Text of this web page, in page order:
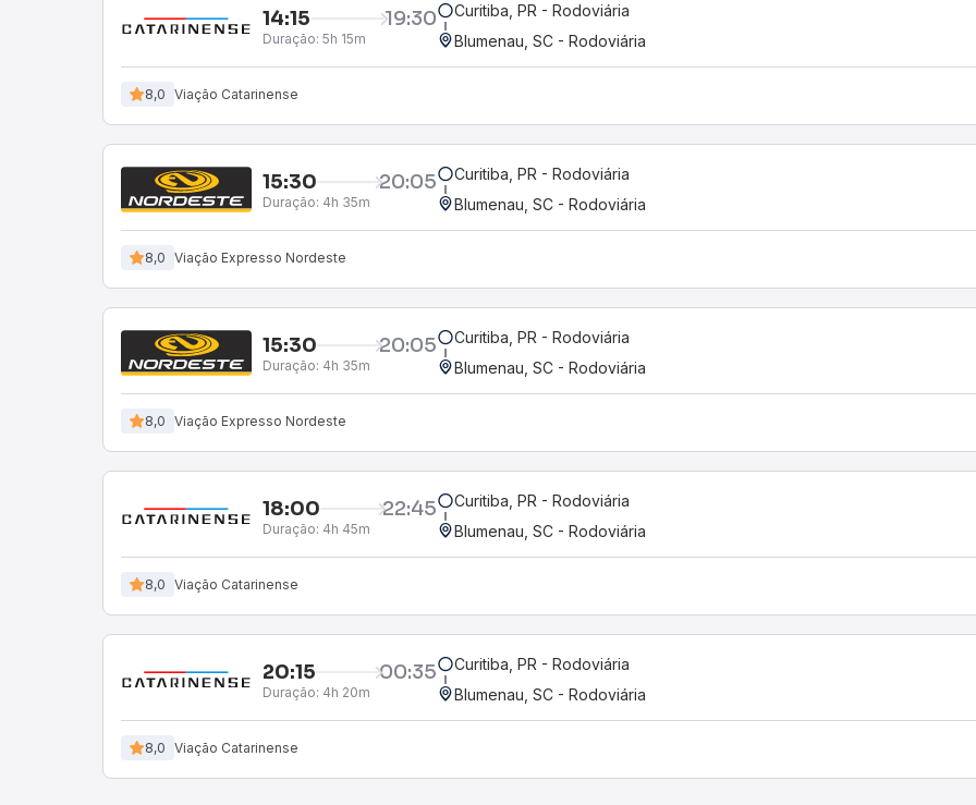
14:15 19:30
Duração: 5h 15m
Curitiba, PR - Rodoviária
Blumenau, SC - Rodoviária
8,0 Viação Catarinense
15:30 20:05
Duração: 4h 35m
Curitiba, PR - Rodoviária
Blumenau, SC - Rodoviária
8,0 Viação Expresso Nordeste
15:30 20:05
Duração: 4h 35m
Curitiba, PR - Rodoviária
Blumenau, SC - Rodoviária
8,0 Viação Expresso Nordeste
18:00 22:45
Duração: 4h 45m
Curitiba, PR - Rodoviária
Blumenau, SC - Rodoviária
8,0 Viação Catarinense
20:15 00:35
Duração: 4h 20m
Curitiba, PR - Rodoviária
Blumenau, SC - Rodoviária
8,0 Viação Catarinense